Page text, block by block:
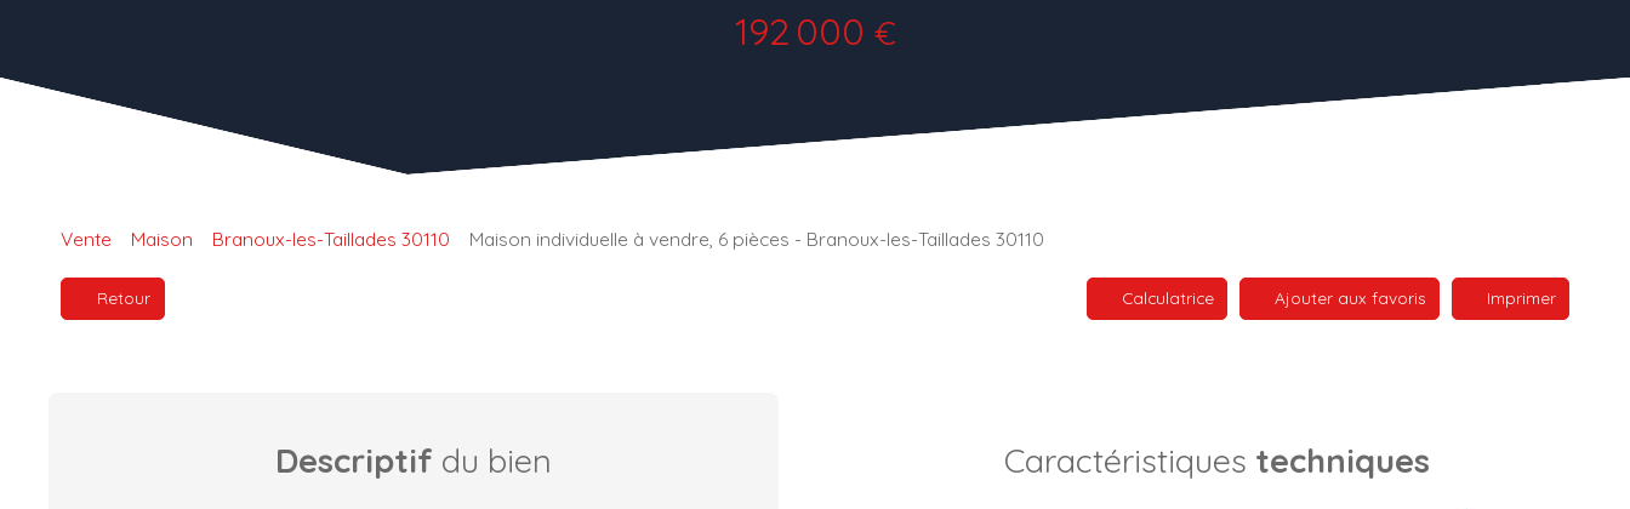
192 000 €
Vente Maison Branoux-les-Taillades 30110 Maison individuelle à vendre, 6 pièces - Branoux-les-Taillades 30110
Retour Calculatrice Ajouter aux favoris Imprimer
Descriptif du bien Caractéristiques techniques